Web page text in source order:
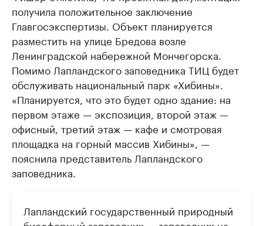
получила положительное заключение
Главгосэкспертизы. Объект планируется
разместить на улице Бредова возле
Ленинградской набережной Мончегорска.
Помимо Лапландского заповедника ТИЦ будет
обслуживать национальный парк «Хибины».
«Планируется, что это будет одно здание: на
первом этаже — экспозиция, второй этаж —
офисный, третий этаж — кафе и смотровая
площадка на горный массив Хибины», —
пояснила представитель Лапландского
заповедника.
Лапландский государственный природный